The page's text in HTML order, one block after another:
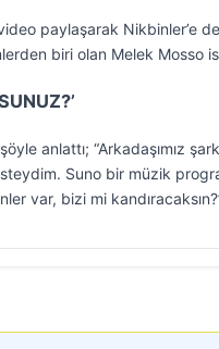
paylaşarak Nikbinler’e
biri olan Melek Mosso
anlattı; “Arkadaşımız
Suno bir müzik
var, bizi mi